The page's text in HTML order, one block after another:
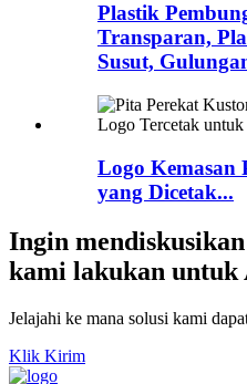
Plastik
Transparan,
Susut,
Logo Kemasan
yang Dicetak...
Ingin
kami lakukan untuk
Jelajahi ke mana solusi kami
Klik Kirim